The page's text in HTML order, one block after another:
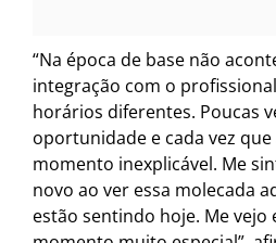
“Na época de base não
integração com o
horários diferentes. Poucas
oportunidade e cada vez
momento inexplicável. Me
novo ao ver essa molecada
estão sentindo hoje. Me vejo